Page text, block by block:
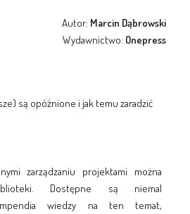
Autor: Marcin Dąbrowski
Wydawnictwo: Onepress
są opóźnione i jak temu zaradzić
zarządzaniu projektami można
Dostępne są niemal
wiedzy na ten temat,